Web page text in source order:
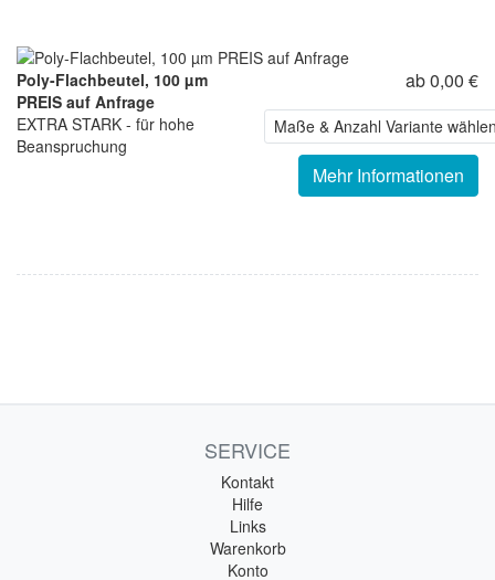
Poly-Flachbeutel, 100 µm
PREIS auf Anfrage
EXTRA STARK - für hohe
Beanspruchung
ab 0,00 €
Maße & Anzahl Variante
Mehr Informationen
SERVICE
Kontakt
Hilfe
Links
Warenkorb
Konto